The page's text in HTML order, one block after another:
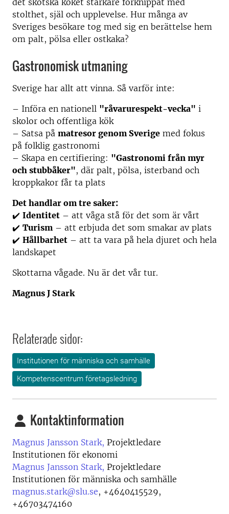
det skotska köket starkare förknippat med
stolthet, själ och upplevelse. Hur många av
Sveriges besökare tog med sig en berättelse hem
om palt, pölsa eller ostkaka?
Gastronomisk utmaning
Sverige har allt att vinna. Så varför inte:
– Införa en nationell "råvarurespekt-vecka" i
skolor och offentliga kök
– Satsa på matresor genom Sverige med fokus
på folklig gastronomi
– Skapa en certifiering: "Gastronomi från myr
och stubbåker", där palt, pölsa, isterband och
kroppkakor får ta plats
Det handlar om tre saker:
✔️ Identitet – att våga stå för det som är vårt
✔️ Turism – att erbjuda det som smakar av plats
✔️ Hållbarhet – att ta vara på hela djuret och hela
landskapet
Skottarna vågade. Nu är det vår tur.
Magnus J Stark
Relaterade sidor:
Institutionen för människa och samhälle
Kompetenscentrum företagsledning
Kontaktinformation
Magnus Jansson Stark, Projektledare
Institutionen för ekonomi
Magnus Jansson Stark, Projektledare
Institutionen för människa och samhälle
magnus.stark@slu.se, +4640415529,
+46703474160